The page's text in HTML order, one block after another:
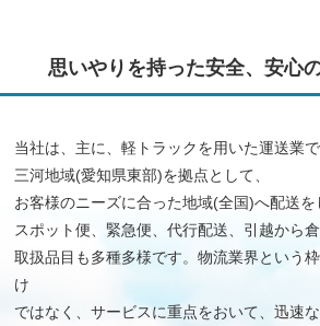
思いやりを持った安全、安心
当社は、主に、軽トラックを用いた運送業で
三河地域(愛知県東部)を拠点として、
お客様のニーズに合った地域(全国)へ配送を
スポット便、緊急便、代行配送、引越から倉
取扱品目も多種多様です。物流業界という
け
ではなく、サービスに重点をおいて、迅速